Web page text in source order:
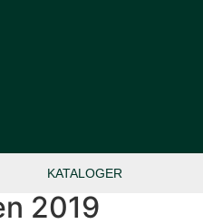
KATALOGER
2019